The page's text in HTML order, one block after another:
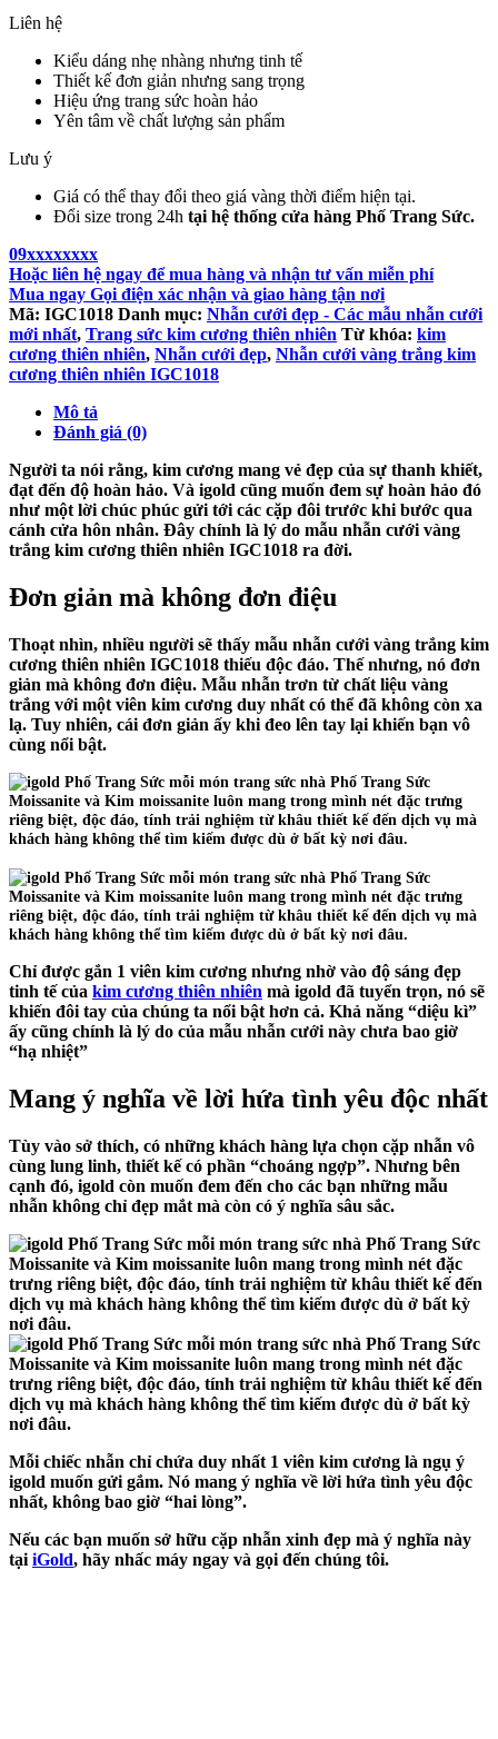
Liên hệ
Kiểu dáng nhẹ nhàng nhưng tinh tế
Thiết kế đơn giản nhưng sang trọng
Hiệu ứng trang sức hoàn hảo
Yên tâm về chất lượng sản phẩm
Lưu ý
Giá có thể thay đổi theo giá vàng thời điểm hiện tại.
Đổi size trong 24h tại hệ thống cửa hàng Phố Trang Sức.
09xxxxxxxx
Hoặc liên hệ ngay để mua hàng và nhận tư vấn miễn phí
Mua ngay Gọi điện xác nhận và giao hàng tận nơi
Mã: IGC1018 Danh mục: Nhẫn cưới đẹp - Các mẫu nhẫn cưới
mới nhất, Trang sức kim cương thiên nhiên Từ khóa: kim
cương thiên nhiên, Nhẫn cưới đẹp, Nhẫn cưới vàng trắng kim
cương thiên nhiên IGC1018
Mô tả
Đánh giá (0)
Người ta nói rằng, kim cương mang vẻ đẹp của sự thanh khiết,
đạt đến độ hoàn hảo. Và igold cũng muốn đem sự hoàn hảo đó
như một lời chúc phúc gửi tới các cặp đôi trước khi bước qua
cánh cửa hôn nhân. Đây chính là lý do mẫu nhẫn cưới vàng
trắng kim cương thiên nhiên IGC1018 ra đời.
Đơn giản mà không đơn điệu
Thoạt nhìn, nhiều người sẽ thấy mẫu nhẫn cưới vàng trắng kim
cương thiên nhiên IGC1018 thiếu độc đáo. Thế nhưng, nó đơn
giản mà không đơn điệu. Mẫu nhẫn trơn từ chất liệu vàng
trắng với một viên kim cương duy nhất có thể đã không còn xa
lạ. Tuy nhiên, cái đơn giản ấy khi đeo lên tay lại khiến bạn vô
cùng nổi bật.
Chỉ được gắn 1 viên kim cương nhưng nhờ vào độ sáng đẹp
tinh tế của kim cương thiên nhiên mà igold đã tuyển trọn, nó sẽ
khiến đôi tay của chúng ta nổi bật hơn cả. Khả năng “diệu kì”
ấy cũng chính là lý do của mẫu nhẫn cưới này chưa bao giờ
“hạ nhiệt”
Mang ý nghĩa về lời hứa tình yêu độc nhất
Tùy vào sở thích, có những khách hàng lựa chọn cặp nhẫn vô
cùng lung linh, thiết kế có phần “choáng ngợp”. Nhưng bên
cạnh đó, igold còn muốn đem đến cho các bạn những mẫu
nhẫn không chỉ đẹp mắt mà còn có ý nghĩa sâu sắc.
Mỗi chiếc nhẫn chỉ chứa duy nhất 1 viên kim cương là ngụ ý
igold muốn gửi gắm. Nó mang ý nghĩa về lời hứa tình yêu độc
nhất, không bao giờ “hai lòng”.
Nếu các bạn muốn sở hữu cặp nhẫn xinh đẹp mà ý nghĩa này
tại iGold, hãy nhấc máy ngay và gọi đến chúng tôi.